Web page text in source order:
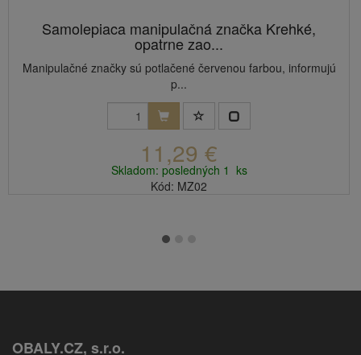
Samolepiaca manipulačná značka Krehké,
opatrne zao...
Manipulačné značky sú potlačené červenou farbou, informujú
p...
11,29 €
Skladom: posledných 1 ks
Kód: MZ02
OBALY.CZ, s.r.o.